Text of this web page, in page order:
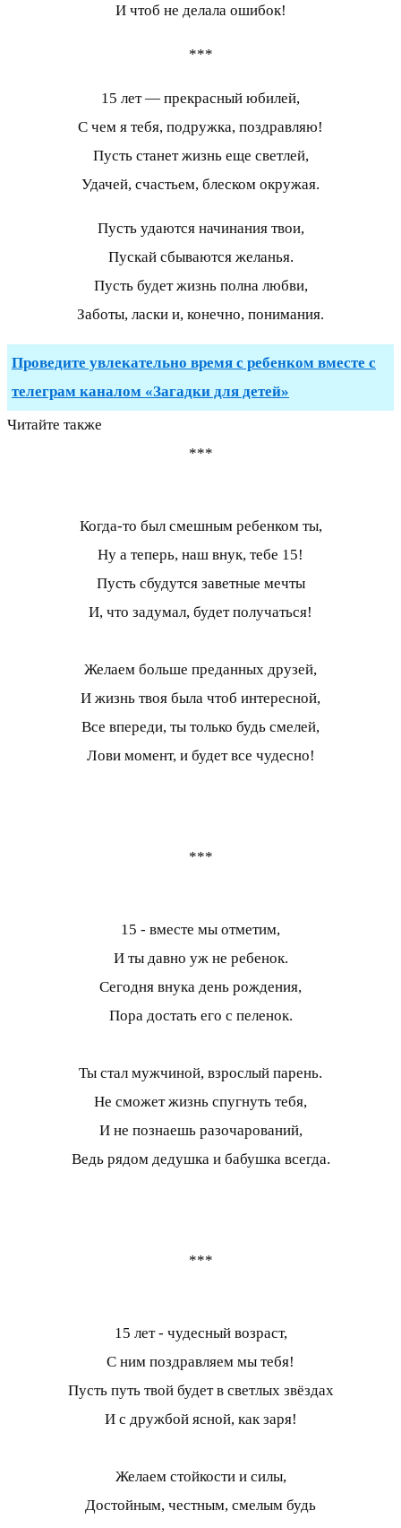
И чтоб не делала ошибок!
***
15 лет — прекрасный юбилей,
С чем я тебя, подружка, поздравляю!
Пусть станет жизнь еще светлей,
Удачей, счастьем, блеском окружая.
Пусть удаются начинания твои,
Пускай сбываются желанья.
Пусть будет жизнь полна любви,
Заботы, ласки и, конечно, понимания.
Проведите увлекательно время с ребенком вместе с
телеграм каналом «Загадки для детей»
Читайте также
***
Когда-то был смешным ребенком ты,
Ну а теперь, наш внук, тебе 15!
Пусть сбудутся заветные мечты
И, что задумал, будет получаться!
Желаем больше преданных друзей,
И жизнь твоя была чтоб интересной,
Все впереди, ты только будь смелей,
Лови момент, и будет все чудесно!
***
15 - вместе мы отметим,
И ты давно уж не ребенок.
Сегодня внука день рождения,
Пора достать его с пеленок.
Ты стал мужчиной, взрослый парень.
Не сможет жизнь спугнуть тебя,
И не познаешь разочарований,
Ведь рядом дедушка и бабушка всегда.
***
15 лет - чудесный возраст,
С ним поздравляем мы тебя!
Пусть путь твой будет в светлых звёздах
И с дружбой ясной, как заря!
Желаем стойкости и силы,
Достойным, честным, смелым будь